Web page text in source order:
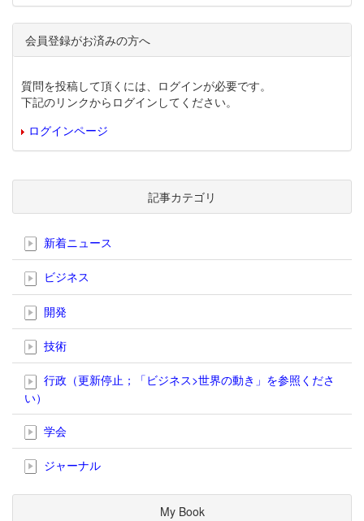
会員登録がお済みの方へ
質問を投稿して頂くには、ログインが必要です。
下記のリンクからログインしてください。
ログインページ
記事カテゴリ
新着ニュース
ビジネス
開発
技術
行政（更新停止；「ビジネス>世界の動き」を参照くださ
い）
学会
ジャーナル
My Book